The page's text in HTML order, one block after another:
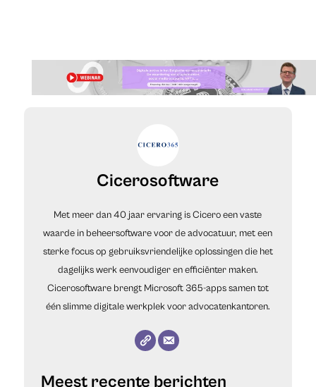
Cicerosoftware
Met meer dan 40 jaar ervaring is Cicero een vaste
waarde in beheersoftware voor de advocatuur, met een
sterke focus op gebruiksvriendelijke oplossingen die het
dagelijks werk eenvoudiger en efficiënter maken.
Cicerosoftware brengt Microsoft 365-apps samen tot
één slimme digitale werkplek voor advocatenkantoren.